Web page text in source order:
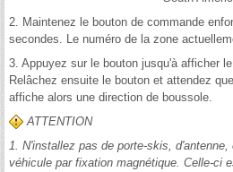
2. Maintenez le bouton de commande
secondes. Le numéro de la zone
3. Appuyez sur le bouton jusqu'à afficher
Relâchez ensuite le bouton et attendez
affiche alors une direction de boussole.
ATTENTION
1. N'installez pas de porte-skis,
véhicule par fixation magnétique. Celle-ci